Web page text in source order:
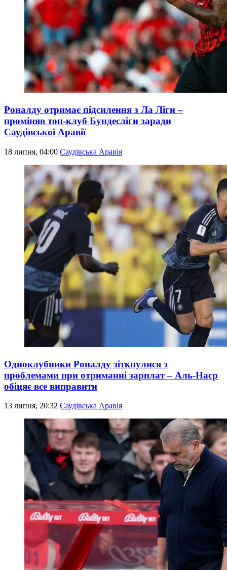
Роналду отримає підсилення з Ла Ліги –
проміняв топ-клуб Бундесліги заради
Саудівської Аравії
18 липня, 04:00 Саудівська Аравія
Одноклубники Роналду зіткнулися з
проблемами при отриманні зарплат – Аль-Наср
обіцяє все виправити
13 липня, 20:32 Саудівська Аравія